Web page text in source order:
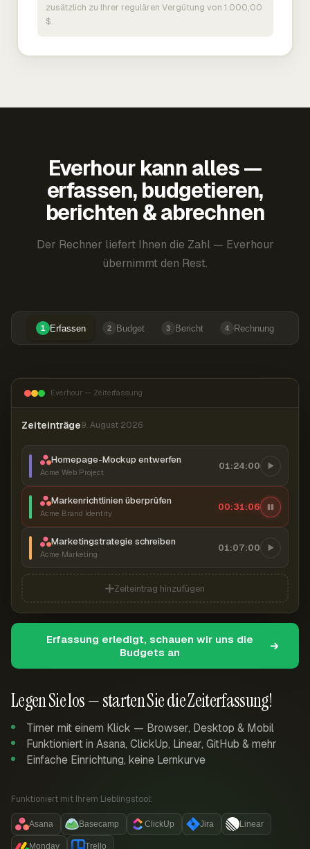
zusätzlich zu Ihrer regulären Vergütung von 1.000,00
$.
Everhour kann alles —
erfassen, budgetieren,
berichten & abrechnen
Der Rechner liefert Ihnen die Zahl — Everhour
übernimmt den Rest.
1 Erfassen 2 Budget 3 Bericht 4 Rechnung
Legen Sie los — starten Sie die Zeiterfassung!
Timer mit einem Klick — Browser, Desktop & Mobil
Funktioniert in Asana, ClickUp, Linear, GitHub & mehr
Einfache Einrichtung, keine Lernkurve
Funktioniert mit Ihrem Lieblingstool:
Asana Basecamp ClickUp Jira Linear
Monday Trello
Everhour — Zeiterfassung
Zeiteinträge9. August 2026
Homepage-Mockup entwerfen
Acme Web Project
01:24:00
Markenrichtlinien überprüfen
Acme Brand Identity
00:31:06
Marketingstrategie schreiben
Acme Marketing
01:07:00
Zeiteintrag hinzufügen
Erfassung erledigt, schauen wir uns die
Budgets an